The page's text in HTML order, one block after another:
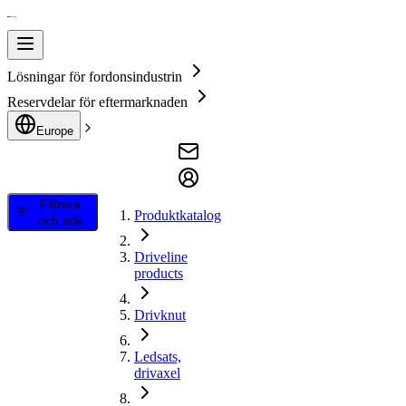
Lösningar för fordonsindustrin
Reservdelar för eftermarknaden
Europe
Filtrera
och sök
Produktkatalog
Driveline
products
Drivknut
Ledsats,
drivaxel